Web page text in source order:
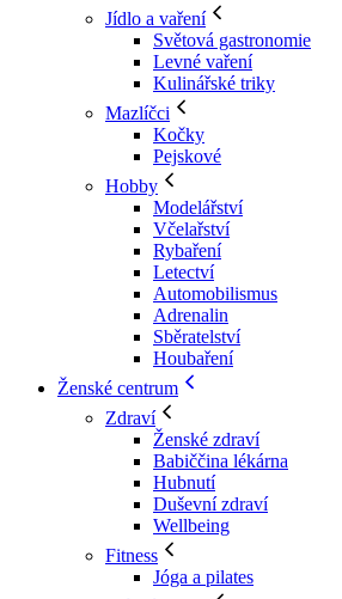
Jídlo a vaření
Světová gastronomie
Levné vaření
Kulinářské triky
Mazlíčci
Kočky
Pejskové
Hobby
Modelářství
Včelařství
Rybaření
Letectví
Automobilismus
Adrenalin
Sběratelství
Houbaření
Ženské centrum
Zdraví
Ženské zdraví
Babiččina lékárna
Hubnutí
Duševní zdraví
Wellbeing
Fitness
Jóga a pilates